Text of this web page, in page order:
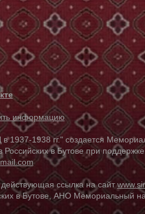
информацию
1938 гг." создается
в Бутове при
ссылка на сайт
в Бутове, АНО Мемориальный